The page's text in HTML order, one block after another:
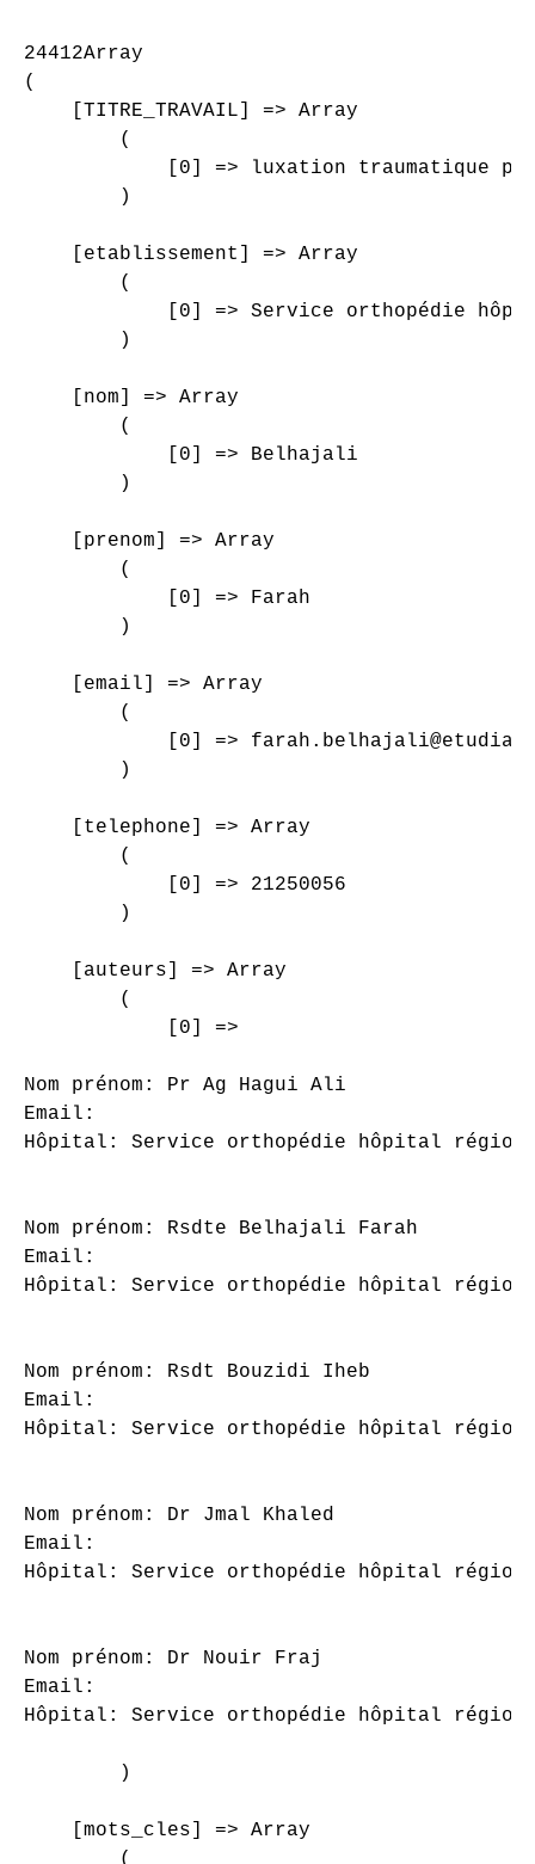
24412Array
(
    [TITRE_TRAVAIL] => Array
        (
[0] => luxation traumatique
        )
    [etablissement] => Array
        (
[0] => Service orthopédie
        )
    [nom] => Array
        (
            [0] => Belhajali
        )
    [prenom] => Array
        (
            [0] => Farah
        )
    [email] => Array
        (
[0] =>
        )
    [telephone] => Array
        (
            [0] => 21250056
        )
    [auteurs] => Array
        (
            [0] =>
Nom prénom: Pr Ag Hagui Ali
Email:
Hôpital: Service orthopédie hôpital
Nom prénom: Rsdte Belhajali Farah
Email:
Hôpital: Service orthopédie hôpital
Nom prénom: Rsdt Bouzidi Iheb
Email:
Hôpital: Service orthopédie hôpital
Nom prénom: Dr Jmal Khaled
Email:
Hôpital: Service orthopédie hôpital
Nom prénom: Dr Nouir Fraj
Email:
Hôpital: Service orthopédie hôpital
        )
    [mots_cles] => Array
        (